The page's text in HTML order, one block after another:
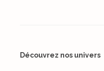
Découvrez nos univers